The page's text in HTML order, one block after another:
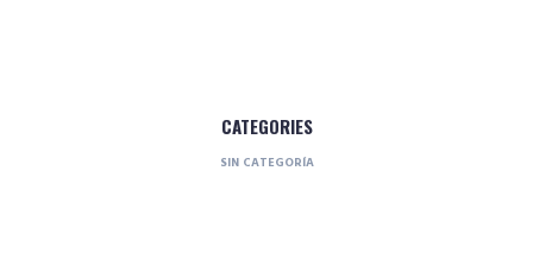
CATEGORIES
SIN CATEGORÍA